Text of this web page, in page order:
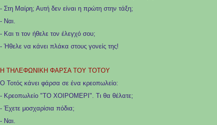
- Στη Μαίρη; Αυτή δεν είναι η πρώτη στην τάξη;
- Ναι.
- Και τι τον ήθελε τον έλεγχό σου;
- Ήθελε να κάνει πλάκα στους γονείς της!
Η ΤΗΛΕΦΩΝΙΚΗ ΦΑΡΣΑ ΤΟΥ ΤΟΤΟΥ
Ο Τοτός κάνει φάρσα σε ένα κρεοπωλείο:
- Κρεοπωλείο "ΤΟ ΧΟΙΡΟΜΕΡΙ". Τι θα θέλατε;
- Έχετε μοσχαρίσια πόδια;
- Ναι.